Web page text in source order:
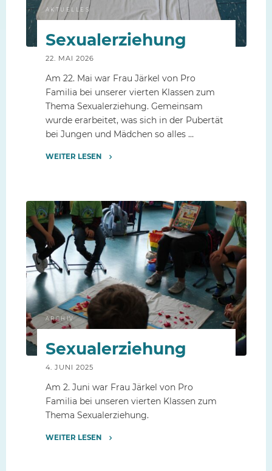
AKTUELLES
Sexualerziehung
22. MAI 2026
Am 22. Mai war Frau Järkel von Pro
Familia bei unserer vierten Klassen zum
Thema Sexualerziehung. Gemeinsam
wurde erarbeitet, was sich in der Pubertät
bei Jungen und Mädchen so alles …
WEITER LESEN
ARCHIV
Sexualerziehung
4. JUNI 2025
Am 2. Juni war Frau Järkel von Pro
Familia bei unseren vierten Klassen zum
Thema Sexualerziehung.
WEITER LESEN